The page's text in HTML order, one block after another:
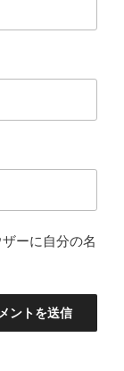
ーに自分の名